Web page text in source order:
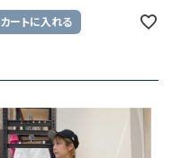
カートに入れる